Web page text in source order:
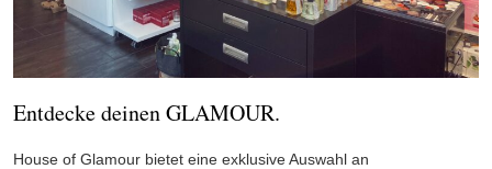
Entdecke deinen GLAMOUR.
House of Glamour bietet eine exklusive Auswahl an